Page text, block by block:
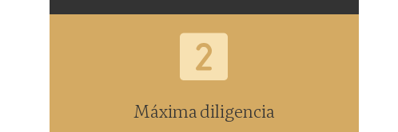
Máxima diligencia